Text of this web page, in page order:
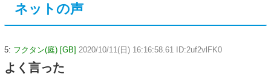
ネットの声
5: フクタン(庭) [GB] 2020/10/11(日) 16:16:58.61 ID:2uf2vlFK0
よく言った